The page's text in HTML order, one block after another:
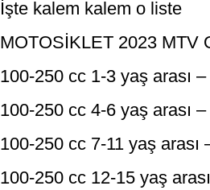
İşte kalem kalem o liste
MOTOSİKLET 2023 MTV
100-250 cc 1-3 yaş arası
100-250 cc 4-6 yaş arası
100-250 cc 7-11 yaş arası
100-250 cc 12-15 yaş